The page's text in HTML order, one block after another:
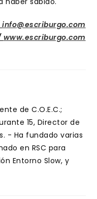
info@escriburgo.com
www.escriburgo.com
de C.O.E.C.;
15, Director de
- Ha fundado varias
en RSC para
Entorno Slow, y